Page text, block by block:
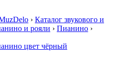
› Каталог звукового и
и рояли › Пианино ›